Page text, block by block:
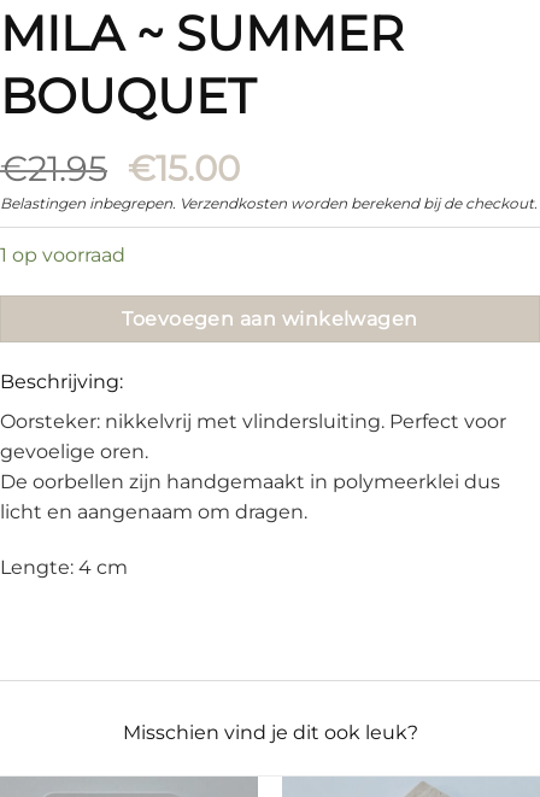
MILA ~ SUMMER
BOUQUET
€21.95 Oorspronkelijke
prijs
was:
€15.00Huidige
prijs
is:
Belastingen inbegrepen. Verzendkosten worden berekend bij de checkout.
1 op voorraad
Toevoegen aan winkelwagen
Beschrijving:
Oorsteker: nikkelvrij met vlindersluiting. Perfect voor
gevoelige oren.
De oorbellen zijn handgemaakt in polymeerklei dus
licht en aangenaam om dragen.
Lengte: 4 cm
Misschien vind je dit ook leuk?